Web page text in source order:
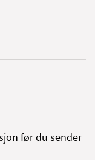
før du sender